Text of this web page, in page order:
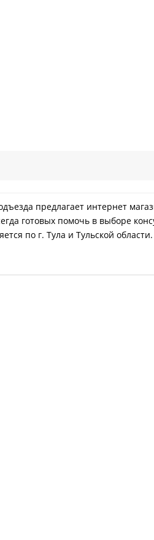
предлагает интернет
готовых помочь в выборе
по г. Тула и Тульской области.